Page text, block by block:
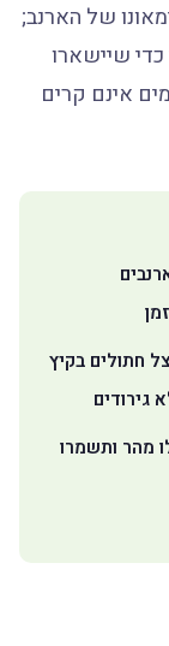
של הארנב;
שיישארו
אינם קרים
חתולים בקיץ
מהר ותשמרו